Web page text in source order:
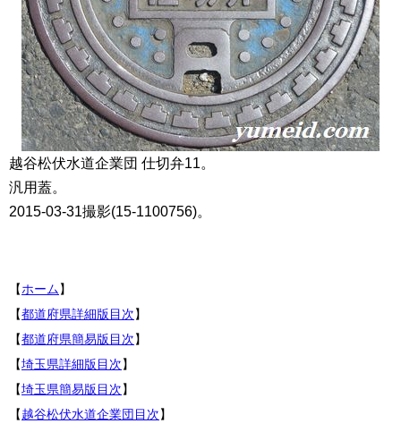
越谷松伏水道企業団 仕切弁11。
汎用蓋。
2015-03-31撮影(15-1100756)。
【ホーム】
【都道府県詳細版目次】
【都道府県簡易版目次】
【埼玉県詳細版目次】
【埼玉県簡易版目次】
【越谷松伏水道企業団目次】